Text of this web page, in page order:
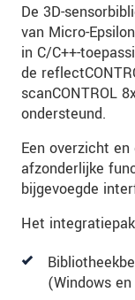
De 3D-
van Micro-
in C/C++-
de
scanCONTROL
ondersteund.
Een overzicht
afzonderlijke
bijgevoegde
Het
(Windows